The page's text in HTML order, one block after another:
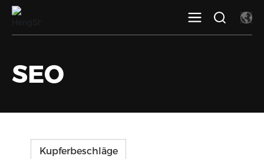
SEO
Kupferbeschläge